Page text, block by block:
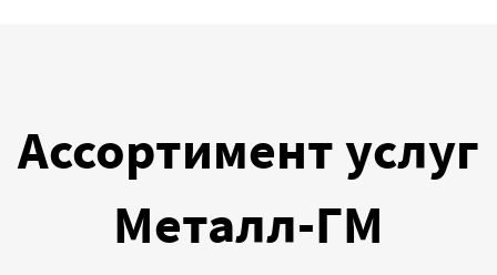
Ассортимент услуг
Металл-ГМ